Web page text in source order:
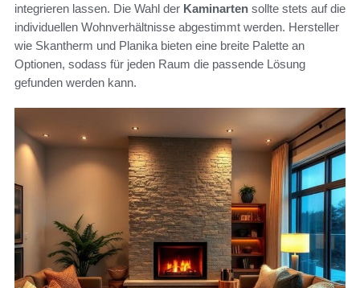
integrieren lassen. Die Wahl der Kaminarten sollte stets auf die
individuellen Wohnverhältnisse abgestimmt werden. Hersteller
wie Skantherm und Planika bieten eine breite Palette an
Optionen, sodass für jeden Raum die passende Lösung
gefunden werden kann.